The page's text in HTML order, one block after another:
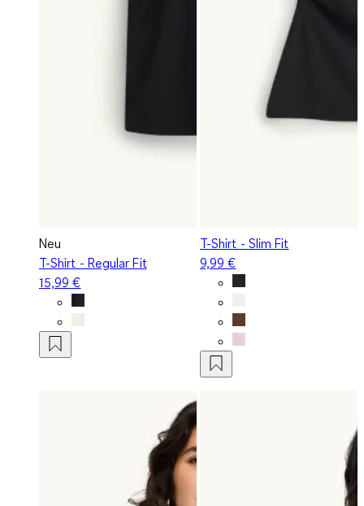
Neu
T-Shirt - Regular Fit
15,99 €
T-Shirt - Slim Fit
9,99 €